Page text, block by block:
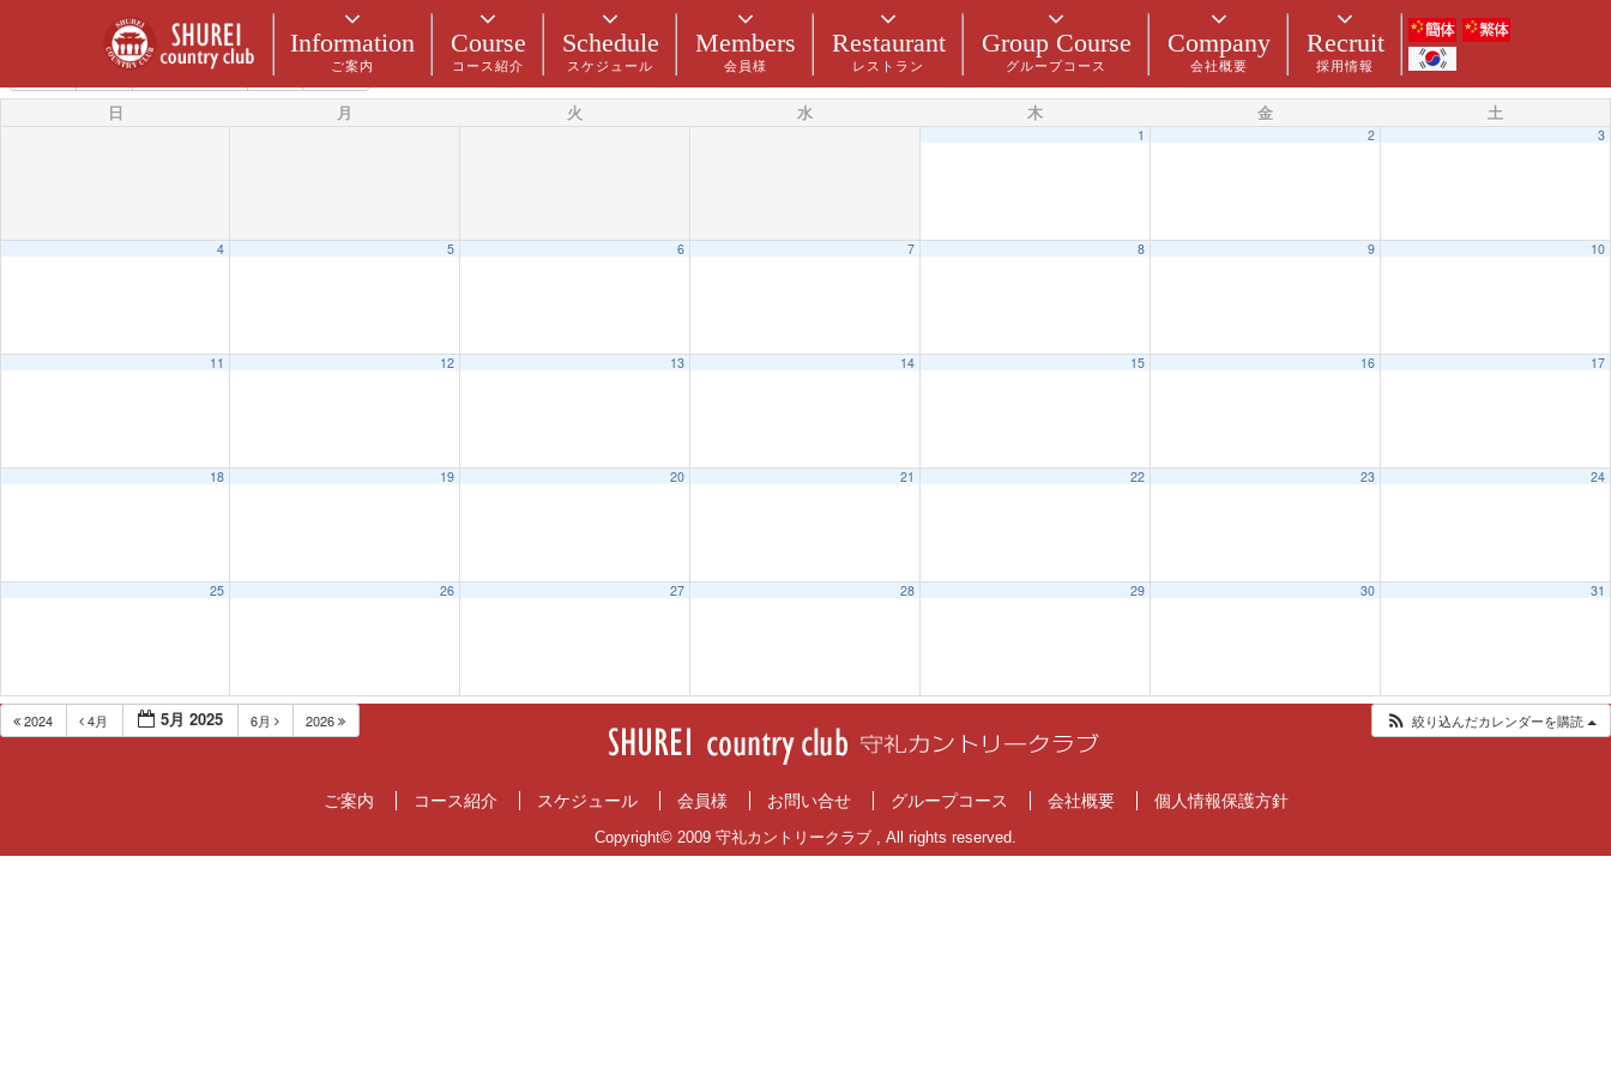
Information
ご案内
Course
コース紹介
Schedule
スケジュール
Members
会員様
Restaurant
レストラン
Group Course
グループコース
Company
会社概要
Recruit
採用情報
カテゴリー
5月 2025 6月 2026
日 月 火 水 木 金 土
1 2 3
4 5 6 7 8 9 10
11 12 13 14 15 16 17
18 19 20 21 22 23 24
25 26 27 28 29 30 31
2024 4月 5月 2025 6月 2026 絞り込んだカレンダーを購読
ご案内 コース紹介 スケジュール 会員様 お問い合せ グループコース 会社概要 個人情報保護方針
Copyright© 2009 守礼カントリークラブ , All rights reserved.